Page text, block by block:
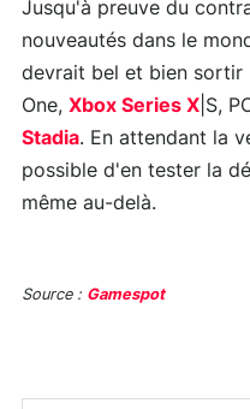
Jusqu'à preuve du
nouveautés dans le
devrait bel et bien sortir
One, Xbox Series X |S,
Stadia. En attendant la
possible d'en tester la
même au-delà.
Source : Gamespot